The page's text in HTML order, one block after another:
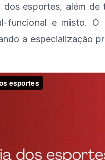
esportes, além de
funcional e misto.
a especialização